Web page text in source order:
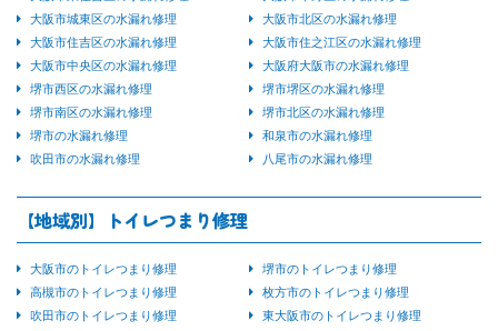
大阪市城東区の水漏れ修理
大阪市北区の水漏れ修理
大阪市住吉区の水漏れ修理
大阪市住之江区の水漏れ修理
大阪市中央区の水漏れ修理
大阪府大阪市の水漏れ修理
堺市西区の水漏れ修理
堺市堺区の水漏れ修理
堺市南区の水漏れ修理
堺市北区の水漏れ修理
堺市の水漏れ修理
和泉市の水漏れ修理
吹田市の水漏れ修理
八尾市の水漏れ修理
【地域別】トイレつまり修理
大阪市のトイレつまり修理
堺市のトイレつまり修理
高槻市のトイレつまり修理
枚方市のトイレつまり修理
吹田市のトイレつまり修理
東大阪市のトイレつまり修理